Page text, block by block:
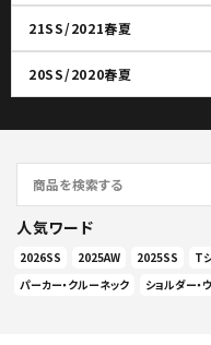
21SS/2021春夏
20SS/2020春夏
人気ワード
2026SS 2025AW 2025SS T
パーカー・クルーネック
ショルダー・